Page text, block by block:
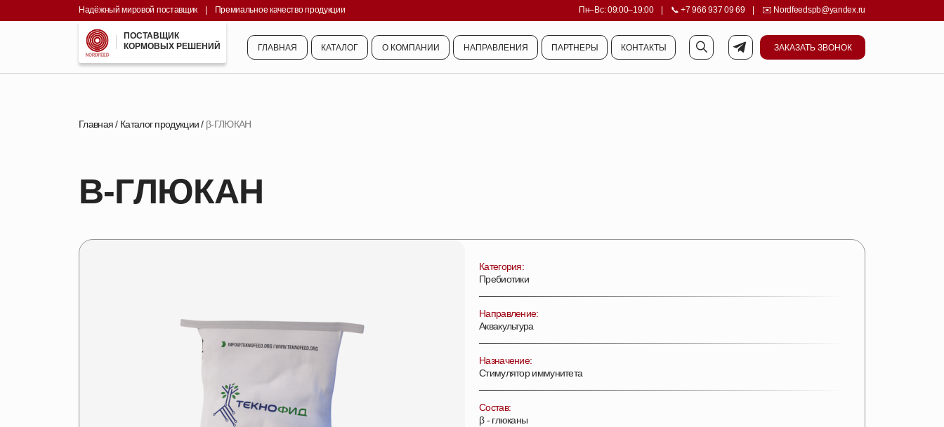
Пн–Вс: 09:00–19:00|||| 📞+7 966 937 09 69 ✉️ Nordfeedspb@yandex.ru
Надёжный мировой поставщик
Премиальное качество продукции
ПОСТАВЩИК
КОРМОВЫХ РЕШЕНИЙ
ГЛАВНАЯ КАТАЛОГ О КОМПАНИИ НАПРАВЛЕНИЯ ПАРТНЕРЫ КОНТАКТЫ ЗАКАЗАТЬ ЗВОНОК
Главная/ Каталог продукции/β-ГЛЮКАН
Β-ГЛЮКАН
Категория:
Пребиотики
Направление:
Аквакультура
Назначение:
Стимулятор иммунитета
Состав:
β - глюканы